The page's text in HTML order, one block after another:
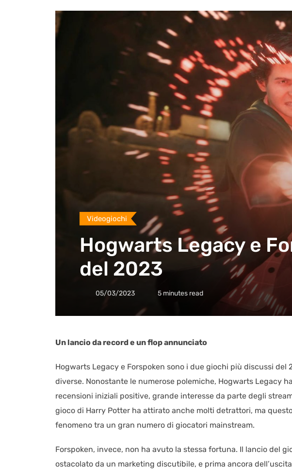
Videogiochi
Hogwarts Legacy e
del 2023
05/03/2023 5 minutes read
Un lancio da record e un flop annunciato
Hogwarts Legacy e Forspoken sono i due giochi più discussi
diverse. Nonostante le numerose polemiche, Hogwarts Legacy
recensioni iniziali positive, grande interesse da parte degli
gioco di Harry Potter ha attirato anche molti detrattori, ma
fenomeno tra un gran numero di giocatori mainstream.
Forspoken, invece, non ha avuto la stessa fortuna. Il lancio del
ostacolato da un marketing discutibile, e prima ancora